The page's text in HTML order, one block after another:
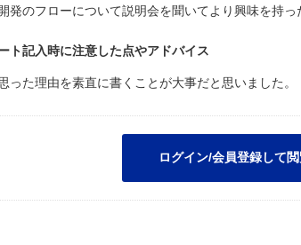
発のフローについて説明会を聞いてより興味を持っ
ト記入時に注意した点やアドバイス
った理由を素直に書くことが大事だと思いました。